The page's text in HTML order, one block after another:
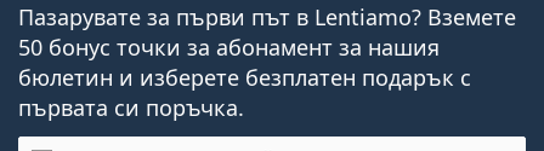
Пазарувате за първи път в Lentiamo? Вземете
50 бонус точки за абонамент за нашия
бюлетин и изберете безплатен подарък с
първата си поръчка.